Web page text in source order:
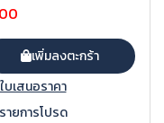
เพิ่มลงตะกร้า
บเสนอราคา
ายการโปรด